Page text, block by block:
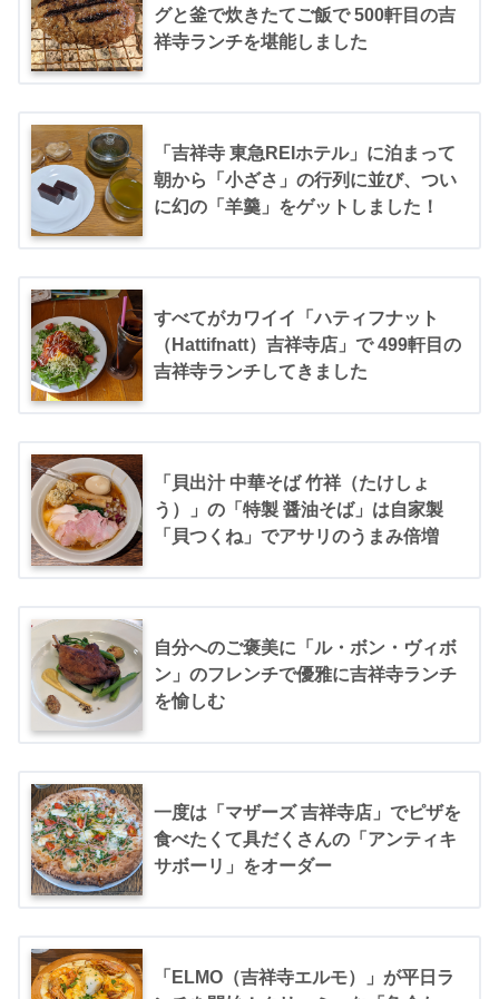
グと釜で炊きたてご飯で 500軒目の吉
祥寺ランチを堪能しました
「吉祥寺 東急REIホテル」に泊まって
朝から「小ざさ」の行列に並び、つい
に幻の「羊羹」をゲットしました！
すべてがカワイイ「ハティフナット
（Hattifnatt）吉祥寺店」で 499軒目の
吉祥寺ランチしてきました
「貝出汁 中華そば 竹祥（たけしょ
う）」の「特製 醤油そば」は自家製
「貝つくね」でアサリのうまみ倍増
自分へのご褒美に「ル・ボン・ヴィボ
ン」のフレンチで優雅に吉祥寺ランチ
を愉しむ
一度は「マザーズ 吉祥寺店」でピザを
食べたくて具だくさんの「アンティキ
サボーリ」をオーダー
「ELMO（吉祥寺エルモ）」が平日ラ